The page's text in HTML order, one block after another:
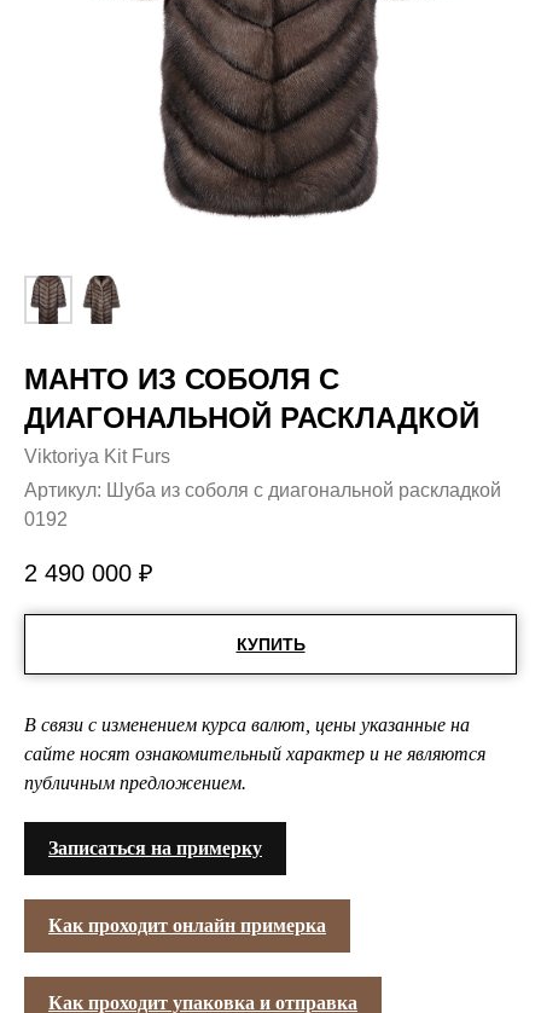
МАНТО ИЗ СОБОЛЯ С
ДИАГОНАЛЬНОЙ РАСКЛАДКОЙ
Viktoriya Kit Furs
Артикул: Шуба из соболя с диагональной раскладкой
0192
2 490 000 ₽
КУПИТЬ
В связи с изменением курса валют, цены указанные на
сайте носят ознакомительный характер и не являются
публичным предложением.
Записаться на примерку
Как проходит онлайн примерка
Как проходит упаковка и отправка